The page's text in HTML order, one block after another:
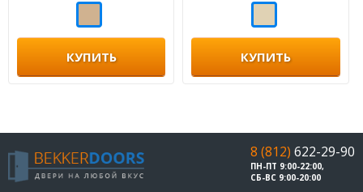
КУПИТЬ КУПИТЬ
8 (812) 622-29-90
ПН-ПТ 9:00-22:00,
СБ-ВС 9:00-20:00